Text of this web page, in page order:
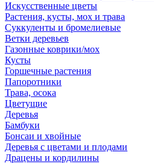
Искусственные цветы
Растения, кусты, мох и трава
Суккуленты и бромелиевые
Ветки деревьев
Газонные коврики/мох
Кусты
Горшечные растения
Папоротники
Трава, осока
Цветущие
Деревья
Бамбуки
Бонсаи и хвойные
Деревья с цветами и плодами
Драцены и кордилины